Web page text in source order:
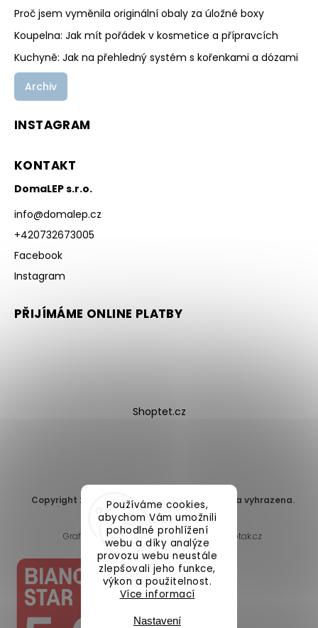
Používáme cookies,
abychom Vám umožnili
pohodlné prohlížení
webu a díky analýze
provozu webu neustále
zlepšovali jeho funkce,
výkon a použitelnost.
Více informací
Nastavení
Proč jsem vyměnila originální obaly za úložné boxy
Koupelna: Jak mít pořádek v kosmetice a přípravcích
Kuchyně: Jak na přehledný systém s kořenkami a dózami
Archiv
INSTAGRAM
KONTAKT
DomaLEP s.r.o.
info@domalep.cz
+420732673005
Facebook
Instagram
PŘIJÍMÁME ONLINE PLATBY
Shoptet.cz
Copyright 2026 DomaLEP s.r.o. . Všechna práva vyhrazena.
Upravit nastavení cookies
Grafický návrh vytvořil a nakódoval
Shoptak.cz